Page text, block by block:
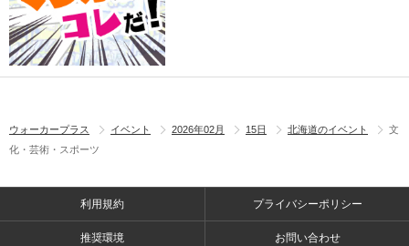
ウォーカープラス イベント 2026年02月 15日 北海道のイベント
文
化・芸術・スポーツ
利用規約 プライバシーポリシー
推奨環境 お問い合わせ